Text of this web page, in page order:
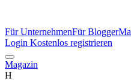
Für UnternehmenFür Blogger
Login Kostenlos registrieren
Magazin
H